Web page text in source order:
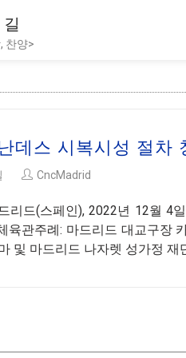
찬양>
데스 시복시성 절차
CncMadrid
리드(스페인), 2022년 12월 4
육관주례: 마드리드 대교구장
및 마드리드 나자렛 성가정 재